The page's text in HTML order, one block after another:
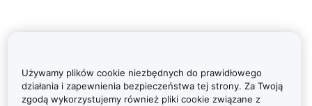
Używamy plików cookie niezbędnych do prawidłowego
działania i zapewnienia bezpieczeństwa tej strony. Za Twoją
zgodą wykorzystujemy również pliki cookie związane z